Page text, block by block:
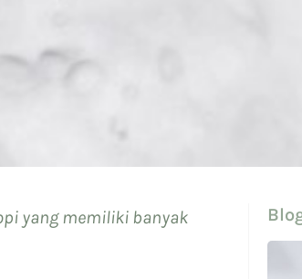
yang memiliki banyak